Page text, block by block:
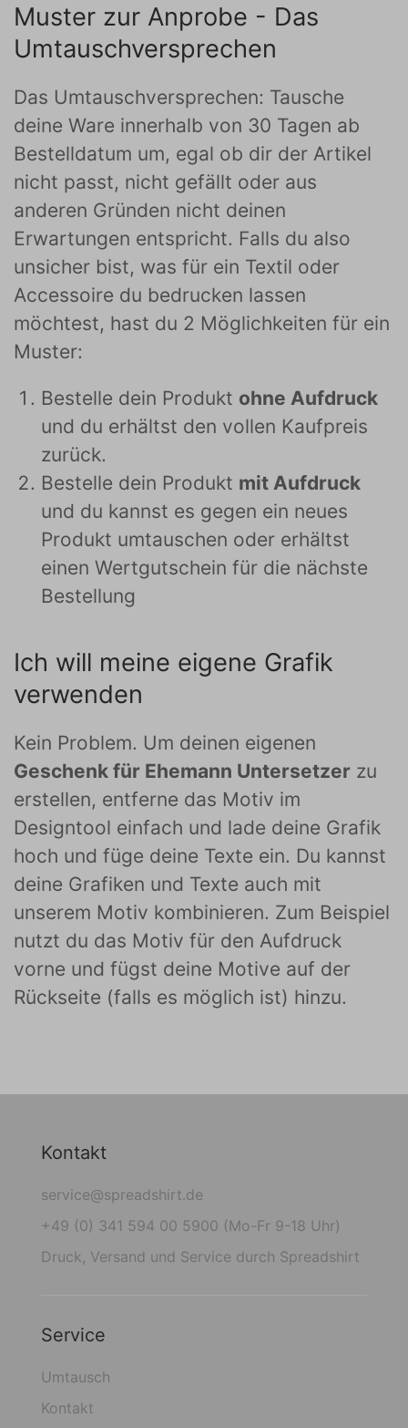
Muster zur Anprobe - Das
Umtauschversprechen
Das Umtauschversprechen: Tausche
deine Ware innerhalb von 30 Tagen ab
Bestelldatum um, egal ob dir der Artikel
nicht passt, nicht gefällt oder aus
anderen Gründen nicht deinen
Erwartungen entspricht. Falls du also
unsicher bist, was für ein Textil oder
Accessoire du bedrucken lassen
möchtest, hast du 2 Möglichkeiten für ein
Muster:
Bestelle dein Produkt ohne Aufdruck
und du erhältst den vollen Kaufpreis
zurück.
Bestelle dein Produkt mit Aufdruck
und du kannst es gegen ein neues
Produkt umtauschen oder erhältst
einen Wertgutschein für die nächste
Bestellung
Ich will meine eigene Grafik
verwenden
Kein Problem. Um deinen eigenen
Geschenk für Ehemann Untersetzer zu
erstellen, entferne das Motiv im
Designtool einfach und lade deine Grafik
hoch und füge deine Texte ein. Du kannst
deine Grafiken und Texte auch mit
unserem Motiv kombinieren. Zum Beispiel
nutzt du das Motiv für den Aufdruck
vorne und fügst deine Motive auf der
Rückseite (falls es möglich ist) hinzu.
Kontakt
service@spreadshirt.de
+49 (0) 341 594 00 5900 (Mo-Fr 9-18 Uhr)
Druck, Versand und Service durch Spreadshirt
Service
Umtausch
Kontakt